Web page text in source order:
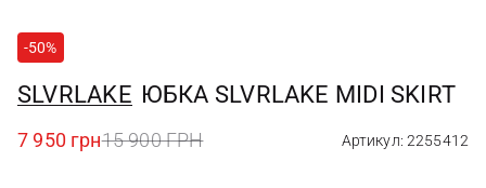
-50%
SLVRLAKE ЮБКА SLVRLAKE MIDI SKIRT
7 950 грн15 900 ГРН Артикул: 2255412